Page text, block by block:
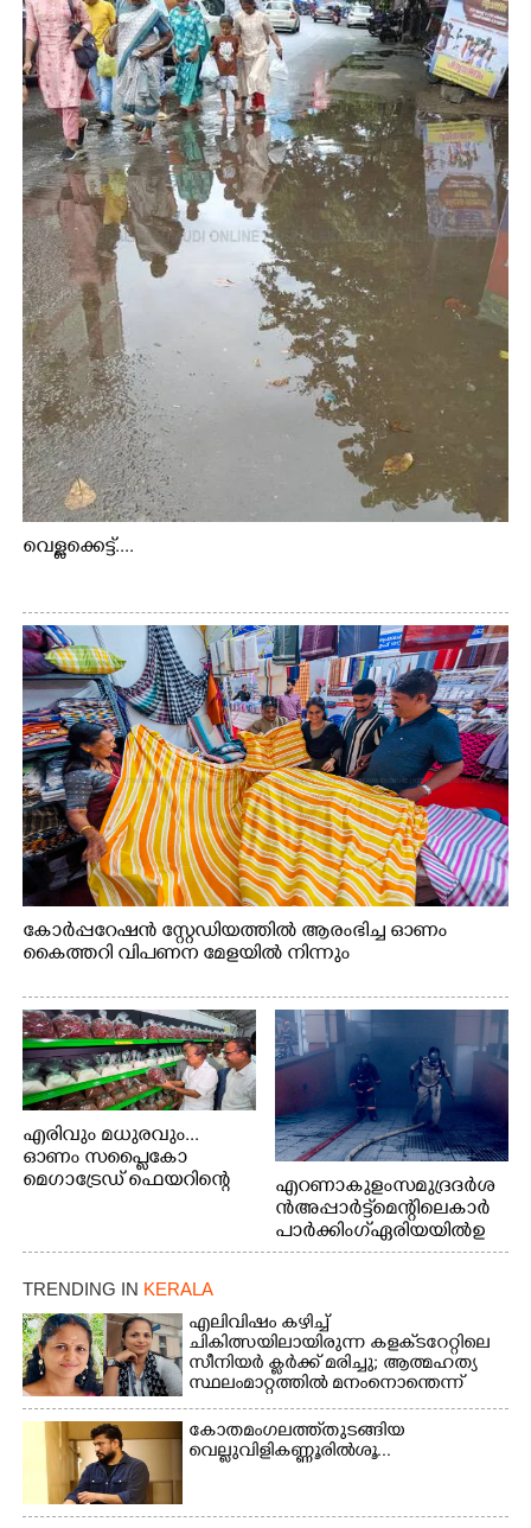
വെള്ളക്കെട്ട്....
കോർപ്പറേഷൻ സ്റ്റേഡിയത്തിൽ ആരംഭിച്ച ഓണം
കൈത്തറി വിപണന മേളയിൽ നിന്നും
എരിവും മധുരവും...
ഓണം സപ്ലൈകോ
മെഗാട്രേഡ് ഫെയറിന്റെ
ഓപ്പണ്‍ സ്റ്റേജിന്
ശേഷം മന്ത്രി
പി.കെ.കുഞ്ഞാലിക്കുട്ടി
സ്റ്റാളുകള്‍
സന്ദര്‍ശിക്കുന്നു..
എറണാകുളം സമുദ്ര ദർശ
ൻ അപ്പാർട്ട്മെന്റിലെ കാർ
പാർക്കിംഗ് ഏരിയയിൽ ഉ
ണ്ടായ തീപിടിത്തം അണ
മുട്ട് മൂലം പുറത്തേക്കിറങ്ങി
വരുന്നു
TRENDING IN KERALA
എലിവിഷം കഴിച്ച്
ചികിത്സയിലായിരുന്ന കളക്‌ടറേറ്റിലെ
സീനിയർ ക്ലർക്ക് മരിച്ചു; ആത്മഹത്യ
സ്ഥലംമാറ്റത്തിൽ മനംനൊന്തെന്ന്
സംശയം
കോതമംഗലത്ത് തുടങ്ങിയ
വെല്ലുവിളി കണ്ണൂരിൽ ശൂ...